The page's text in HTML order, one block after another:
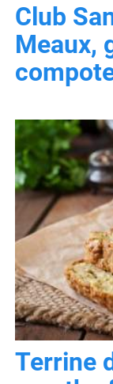
Club
Meaux,
Terrine